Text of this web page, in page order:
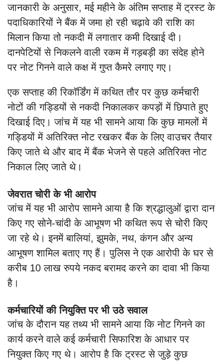
जानकारी के अनुसार, मई महीने के अंतिम सप्ताह में ट्रस्ट के
पदाधिकारियों ने बैंक में जमा हो रही चढ़ावे की राशि का
मिलान किया तो नकदी में लगातार कमी दिखाई दी।
दानपेटियों से निकलने वाली रकम में गड़बड़ी का संदेह होने
पर नोट गिनने वाले कक्ष में गुप्त कैमरे लगाए गए।
एक सप्ताह की रिकॉर्डिंग में कथित तौर पर कुछ कर्मचारी
नोटों की गड्डियों से नकदी निकालकर कपड़ों में छिपाते हुए
दिखाई दिए। जांच में यह भी सामने आया कि कुछ मामलों में
गड्डियों में अतिरिक्त नोट रखकर बैंक के लिए वाउचर तैयार
किए जाते थे और बाद में बैंक भेजने से पहले अतिरिक्त नोट
निकाल लिए जाते थे।
जेवरात चोरी के भी आरोप
जांच में यह भी आरोप सामने आया है कि श्रद्धालुओं द्वारा दान
किए गए सोने-चांदी के आभूषण भी कथित रूप से चोरी किए
जा रहे थे। इनमें बालियां, झुमके, नथ, कंगन और अन्य
आभूषण शामिल बताए गए हैं। पुलिस ने एक आरोपी के घर से
करीब 10 लाख रुपये नकद बरामद करने का दावा भी किया
है।
कर्मचारियों की नियुक्ति पर भी उठे सवाल
जांच के दौरान यह तथ्य भी सामने आया कि नोट गिनने का
कार्य करने वाले कई कर्मचारी सिफारिश के आधार पर
नियुक्त किए गए थे। आरोप है कि ट्रस्ट से जुड़े कुछ